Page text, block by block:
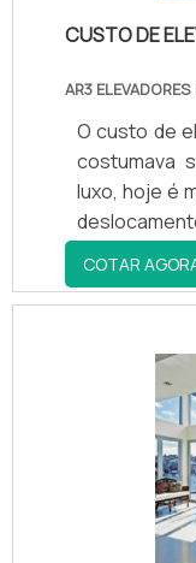
CUSTO DE
AR3
O custo de
costumava
luxo, hoje é
COTAR